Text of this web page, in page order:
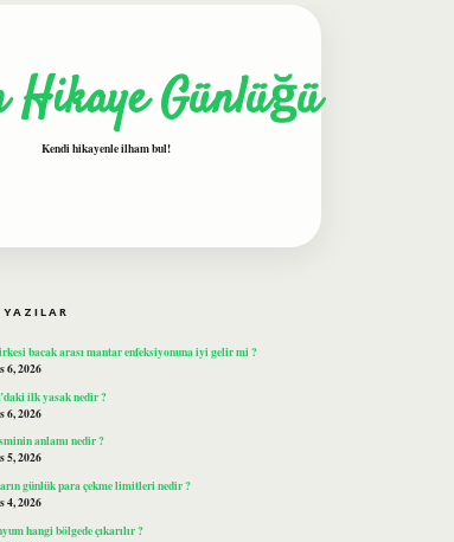
Hikaye Günlüğü
Kendi hikayenle ilham bul!
YAZILAR
bacak arası mantar enfeksiyonuna iyi gelir mi ?
6, 2026
ilk yasak nedir ?
6, 2026
anlamı nedir ?
5, 2026
günlük para çekme limitleri nedir ?
4, 2026
hangi bölgede çıkarılır ?